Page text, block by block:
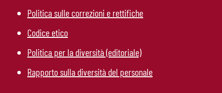
Politica sulle correzioni e rettifiche
Codice etico
Politica per la diversità (editoriale)
Rapporto sulla diversità del personale